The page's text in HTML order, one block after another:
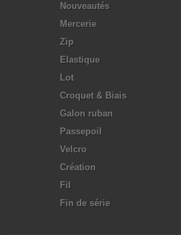
Nouveautés
Mercerie
Zip
Elastique
Lot
Croquet & Biais
Galon ruban
Passepoil
Velcro
Création
Fil
Fin de série